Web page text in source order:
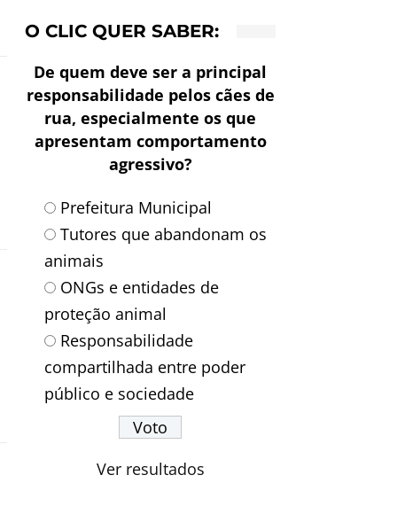
O CLIC QUER SABER:
De quem deve ser a principal
responsabilidade pelos cães de
rua, especialmente os que
apresentam comportamento
agressivo?
Prefeitura Municipal
Tutores que abandonam os
animais
ONGs e entidades de
proteção animal
Responsabilidade
compartilhada entre poder
público e sociedade
Ver resultados